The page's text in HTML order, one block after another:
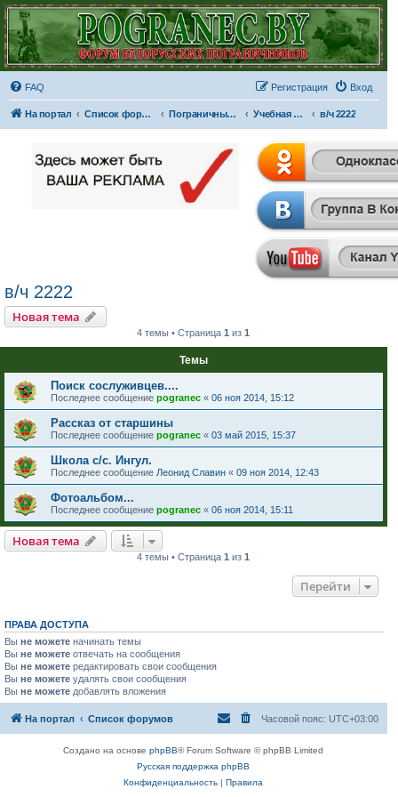
FAQ Вход
Регистрация
На портал Список форумов Пограничные отряды и части Учебная часть младшего командного состава Западного пограничного округа... в/ч 2222
в/ч 2222
Новая тема
4 темы • Страница1 из1
Темы
Поиск сослуживцев....
Последнее сообщение pogranec « 06 ноя 2014, 15:12
Рассказ от старшины
Последнее сообщение pogranec « 03 май 2015, 15:37
Школа с/с. Ингул.
Последнее сообщение Леонид Славин « 09 ноя 2014, 12:43
Фотоальбом...
Последнее сообщение pogranec « 06 ноя 2014, 15:11
Новая тема
4 темы • Страница1 из1
Перейти
ПРАВА ДОСТУПА
Вы не можете начинать темы
Вы не можете отвечать на сообщения
Вы не можете редактировать свои сообщения
Вы не можете удалять свои сообщения
Вы не можете добавлять вложения
На портал Список форумов Часовой пояс: UTC+03:00
Создано на основеphpBB® Forum Software © phpBB Limited
Русская поддержка phpBB
Конфиденциальность |Правила